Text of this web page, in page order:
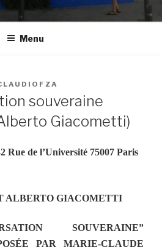
Menu
souveraine
Giacometti)
Rue de l’Université 75007 Paris
ALBERTO GIACOMETTI
SOUVERAINE”
PAR MARIE-CLAUDE